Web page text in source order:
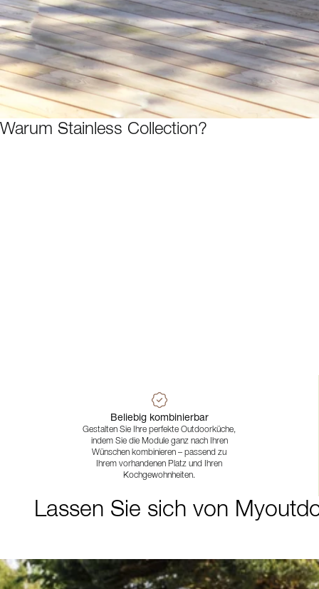
Warum Stainless Collection?
Beliebig kombinierbar
Gestalten Sie Ihre perfekte Outdoorküche,
indem Sie die Module ganz nach Ihren
Wünschen kombinieren – passend zu
Ihrem vorhandenen Platz und Ihren
Kochgewohnheiten.
Lassen Sie sich von